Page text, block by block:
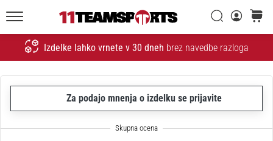
Izdelke lahko vrnete v 30 dneh brez navedbe razloga
Iskanje
Iskanje
20. 1. 2026
•
4 min. branja
Čevlji
Tiempo
Maestro
Za podajo mnenja o izdelku se prijavite